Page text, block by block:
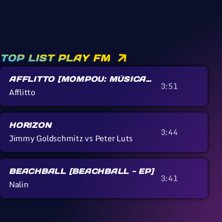
TOP LIST PLAY FM
AFFLITTO [MOMPOU: MÚSICA
CALLADA]
Afflitto 3:51
HORIZON
Jimmy Goldschmitz vs Peter Luts 3:44
BEACHBALL [BEACHBALL - EP]
Nalin 3:41